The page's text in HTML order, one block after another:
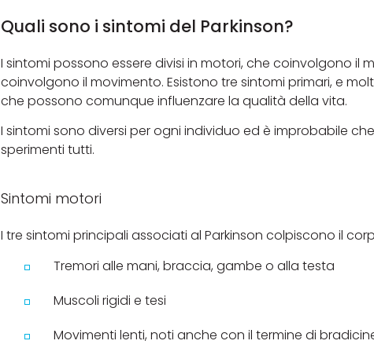
Quali sono i sintomi del Parkinson?
I sintomi possono essere divisi in motori, che coinvolgono il
coinvolgono il movimento. Esistono tre sintomi primari, e
che possono comunque influenzare la qualità della vita.
I sintomi sono diversi per ogni individuo ed è improbabile
sperimenti tutti.
Sintomi motori
I tre sintomi principali associati al Parkinson colpiscono il
Tremori alle mani, braccia, gambe o alla testa
Muscoli rigidi e tesi
Movimenti lenti, noti anche con il termine di